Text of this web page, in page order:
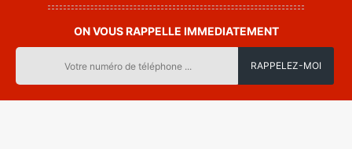
ON VOUS RAPPELLE IMMEDIATEMENT